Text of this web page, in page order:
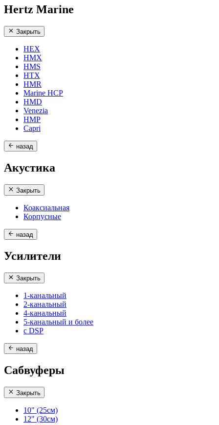
Hertz Marine
Закрыть
HEX
HMX
HMS
HTX
HMR
Marine HCP
HMD
Venezia
HMP
Capri
назад
Акустика
Закрыть
Коаксиальная
Корпусные
назад
Усилители
Закрыть
1-канальный
2-канальный
4-канальный
5-канальный и более
с DSP
назад
Сабвуферы
Закрыть
10" (25см)
12" (30см)